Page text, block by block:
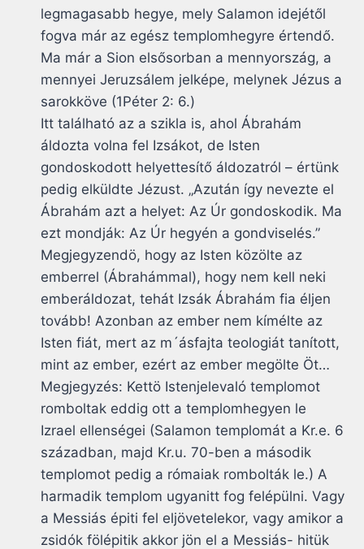
legmagasabb hegye, mely Salamon idejétől
fogva már az egész templomhegyre értendő.
Ma már a Sion elsősorban a mennyország, a
mennyei Jeruzsálem jelképe, melynek Jézus a
sarokköve (1Péter 2: 6.)
Itt található az a szikla is, ahol Ábrahám
áldozta volna fel Izsákot, de Isten
gondoskodott helyettesítő áldozatról – értünk
pedig elküldte Jézust. „Azután így nevezte el
Ábrahám azt a helyet: Az Úr gondoskodik. Ma
ezt mondják: Az Úr hegyén a gondviselés.”
Megjegyzendö, hogy az Isten közölte az
emberrel (Ábrahámmal), hogy nem kell neki
emberáldozat, tehát Izsák Ábrahám fia éljen
tovább! Azonban az ember nem kímélte az
Isten fiát, mert az m´ásfajta teologiát tanított,
mint az ember, ezért az ember megölte Öt…
Megjegyzés: Kettö Istenjelevaló templomot
romboltak eddig ott a templomhegyen le
Izrael ellenségei (Salamon templomát a Kr.e. 6
században, majd Kr.u. 70-ben a második
templomot pedig a rómaiak rombolták le.) A
harmadik templom ugyanitt fog felépülni. Vagy
a Messiás épiti fel eljövetelekor, vagy amikor a
zsidók fölépitik akkor jön el a Messiás- hitük